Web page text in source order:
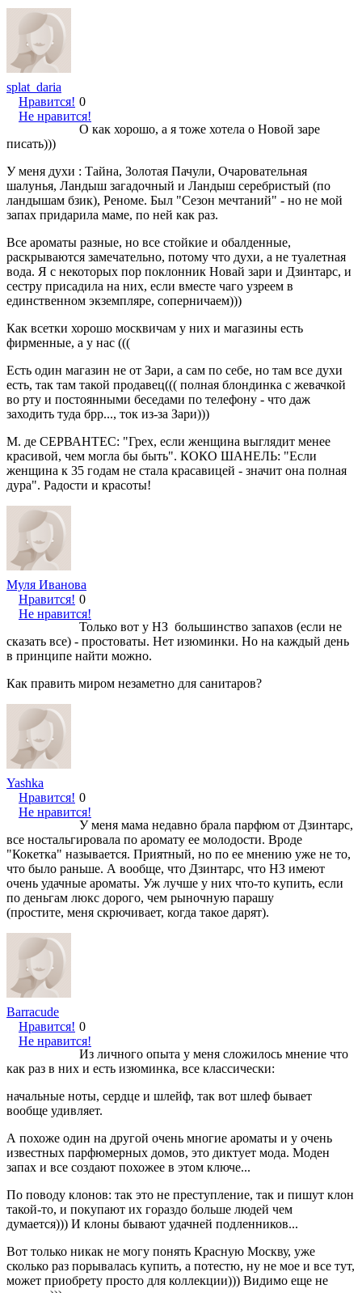
splat_daria
Нравится!
Не нравится!
0
О как хорошо, а я тоже хотела о Новой заре
писать)))
У меня духи : Тайна, Золотая Пачули, Очаровательная
шалунья, Ландыш загадочный и Ландыш серебристый (по
ландышам бзик), Реноме. Был "Сезон мечтаний" - но не мой
запах придарила маме, по ней как раз.
Все ароматы разные, но все стойкие и обалденные,
раскрываются замечательно, потому что духи, а не туалетная
вода. Я с некоторых пор поклонник Новай зари и Дзинтарс, и
сестру присадила на них, если вместе чаго узреем в
единственном экземпляре, соперничаем)))
Как всетки хорошо москвичам у них и магазины есть
фирменные, а у нас (((
Есть один магазин не от Зари, а сам по себе, но там все духи
есть, так там такой продавец((( полная блондинка с жевачкой
во рту и постоянными беседами по телефону - что даж
заходить туда брр..., ток из-за Зари)))
М. де СЕРВАНТЕС: "Грех, если женщина выглядит менее
красивой, чем могла бы быть". КОКО ШАНЕЛЬ: "Если
женщина к 35 годам не стала красавицей - значит она полная
дура". Радости и красоты!
Муля Иванова
Нравится!
Не нравится!
0
Только вот у НЗ большинство запахов (если не
сказать все) - простоваты. Нет изюминки. Но на каждый день
в принципе найти можно.
Как править миром незаметно для санитаров?
Yashka
Нравится!
Не нравится!
0
У меня мама недавно брала парфюм от Дзинтарс,
все ностальгировала по аромату ее молодости. Вроде
"Кокетка" называется. Приятный, но по ее мнению уже не то,
что было раньше. А вообще, что Дзинтарс, что НЗ имеют
очень удачные ароматы. Уж лучше у них что-то купить, если
по деньгам люкс дорого, чем рыночную парашу
(простите, меня скрючивает, когда такое дарят).
Barracude
Нравится!
Не нравится!
0
Из личного опыта у меня сложилось мнение что
как раз в них и есть изюминка, все классически:
начальные ноты, сердце и шлейф, так вот шлеф бывает
вообще удивляет.
А похоже один на другой очень многие ароматы и у очень
известных парфюмерных домов, это диктует мода. Моден
запах и все создают похожее в этом ключе...
По поводу клонов: так это не преступление, так и пишут клон
такой-то, и покупают их гораздо больше людей чем
думается))) И клоны бывают удачней подленников...
Вот только никак не могу понять Красную Москву, уже
сколько раз порывалась купить, а потестю, ну не мое и все тут,
может приобрету просто для коллекции))) Видимо еще не